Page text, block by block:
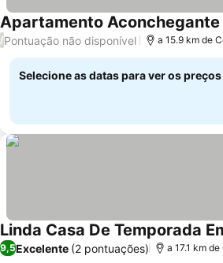
Apartamento Aconchegante
/Pontuação não disponível a 15.9 km de
Selecione as datas para ver os
Linda Casa De Temporada
9,5Excelente (2 pontuações) a 17.1 km